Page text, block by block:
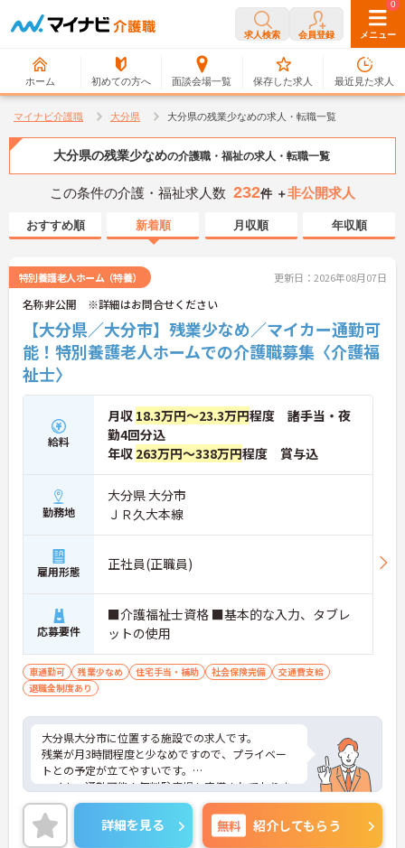
求人検索 会員登録 メニュー
ホーム 初めての方へ 面談会場一覧
0
保存した求人
0
最近見た求人
マイナビ介護職 大分県 大分県の残業少なめの求人・転職一覧
大分県の残業少なめの介護職・福祉の求人・転職一覧
この条件の介護・福祉求人数 232件 ＋非公開求人
おすすめ順 新着順 月収順 年収順
特別養護老人ホーム（特養） 更新日：2026年08月07日
名称非公開 ※詳細はお問合せください
【大分県／大分市】残業少なめ／マイカー通勤可
能！特別養護老人ホームでの介護職募集〈介護福
祉士〉
給料
月収 18.3万円～23.3万円程度 諸手当・夜
勤4回分込
年収 263万円～338万円程度 賞与込
勤務地
大分県 大分市
ＪＲ久大本線
雇用形態 正社員(正職員)
応募要件
■介護福祉士資格 ■基本的な入力、タブレ
ットの使用
車通勤可 残業少なめ 住宅手当・補助 社会保険完備
交通費支給
退職金制度あり
大分県大分市に位置する施設での求人です。
残業が月3時間程度と少なめですので、プライベー
トとの予定が立てやすいです。
マイカー通勤可能！無料駐車場も完備されておりま
す。
ご興味のある方は、お気軽にお問い合わせくださ
い。
詳細を見る 無料 紹介してもらう